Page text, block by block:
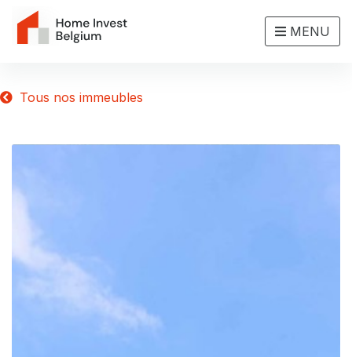
MENU
Tous nos immeubles